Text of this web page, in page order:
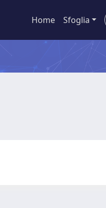
Home Sfoglia